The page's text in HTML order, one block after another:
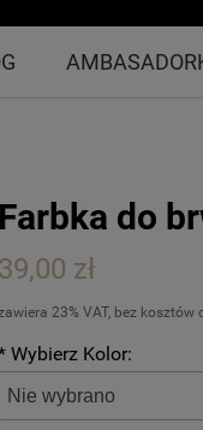
Farbka do
39,00 zł
23% VAT, bez kosztów
wybierz
Wybierz Kolor: